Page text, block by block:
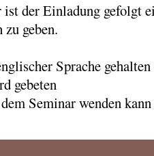
der Einladung gefolgt
geben.
Sprache
gebeten
Seminar wenden